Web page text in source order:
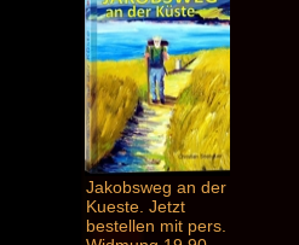
Jakobsweg an der
Kueste. Jetzt
bestellen mit pers.